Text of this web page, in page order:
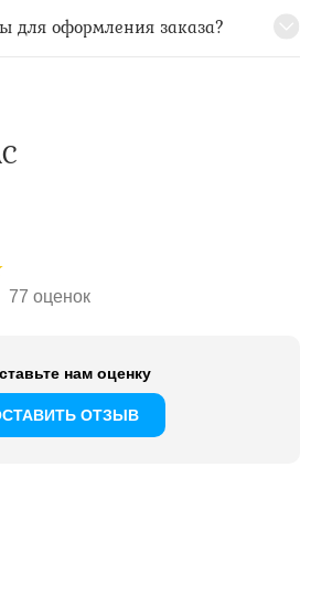
оформления заказа?
77 оценок
нам оценку
ОТЗЫВ